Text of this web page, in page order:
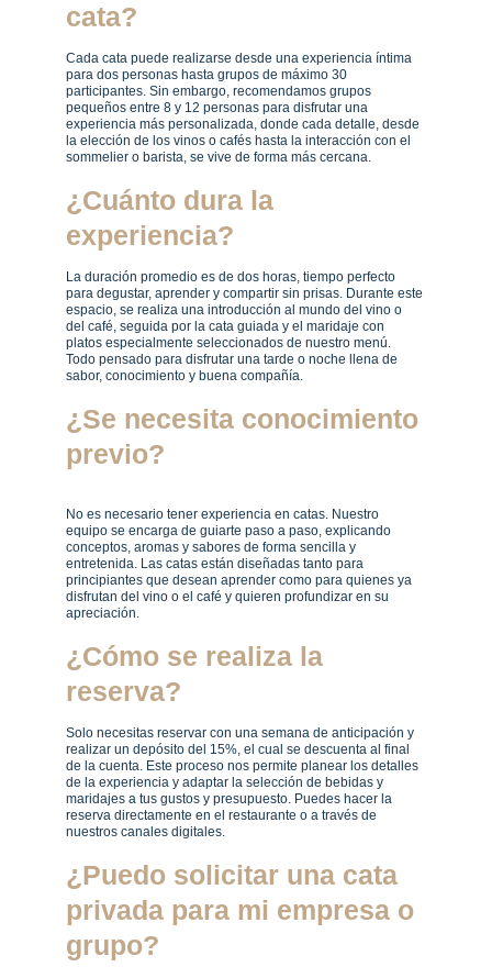
cata?
Cada cata puede realizarse desde una experiencia íntima
para dos personas hasta grupos de máximo 30
participantes. Sin embargo, recomendamos grupos
pequeños entre 8 y 12 personas para disfrutar una
experiencia más personalizada, donde cada detalle, desde
la elección de los vinos o cafés hasta la interacción con el
sommelier o barista, se vive de forma más cercana.
¿Cuánto dura la
experiencia?
La duración promedio es de dos horas, tiempo perfecto
para degustar, aprender y compartir sin prisas. Durante este
espacio, se realiza una introducción al mundo del vino o
del café, seguida por la cata guiada y el maridaje con
platos especialmente seleccionados de nuestro menú.
Todo pensado para disfrutar una tarde o noche llena de
sabor, conocimiento y buena compañía.
¿Se necesita conocimiento
previo?
No es necesario tener experiencia en catas. Nuestro
equipo se encarga de guiarte paso a paso, explicando
conceptos, aromas y sabores de forma sencilla y
entretenida. Las catas están diseñadas tanto para
principiantes que desean aprender como para quienes ya
disfrutan del vino o el café y quieren profundizar en su
apreciación.
¿Cómo se realiza la
reserva?
Solo necesitas reservar con una semana de anticipación y
realizar un depósito del 15%, el cual se descuenta al final
de la cuenta. Este proceso nos permite planear los detalles
de la experiencia y adaptar la selección de bebidas y
maridajes a tus gustos y presupuesto. Puedes hacer la
reserva directamente en el restaurante o a través de
nuestros canales digitales.
¿Puedo solicitar una cata
privada para mi empresa o
grupo?